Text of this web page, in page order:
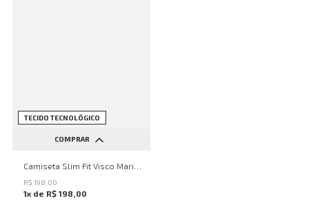
NEW
TECIDO TECNOLÓGICO
COMPRAR
P M G GG
R$ 198 00
1x de R$ 198 00